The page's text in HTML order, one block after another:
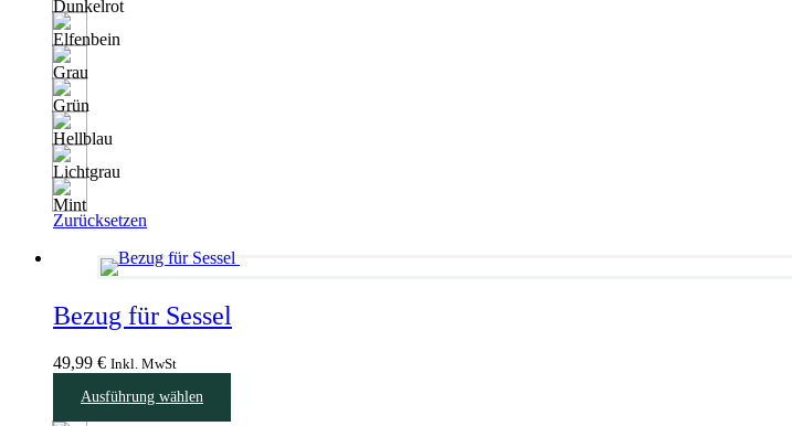
Zurücksetzen
Bezug für Sessel
49,99 € Inkl. MwSt
Ausführung wählen
weist